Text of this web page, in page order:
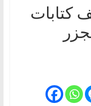
كتابات